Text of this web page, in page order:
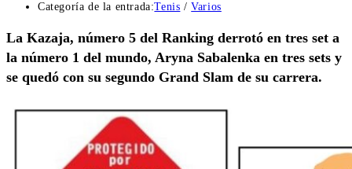
Categoría de la entrada:Tenis / Varios
La Kazaja, número 5 del Ranking derrotó en tres set a
la número 1 del mundo, Aryna Sabalenka en tres sets y
se quedó con su segundo Grand Slam de su carrera.